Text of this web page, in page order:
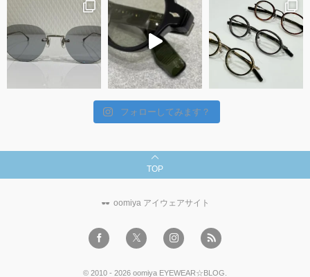
フォローしてみます？
TOP
oomiya アイウェアサイト
© 2010 - 2026 oomiya EYEWEAR☆BLOG